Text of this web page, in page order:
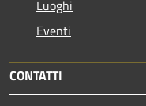
Luoghi
Eventi
CONTATTI